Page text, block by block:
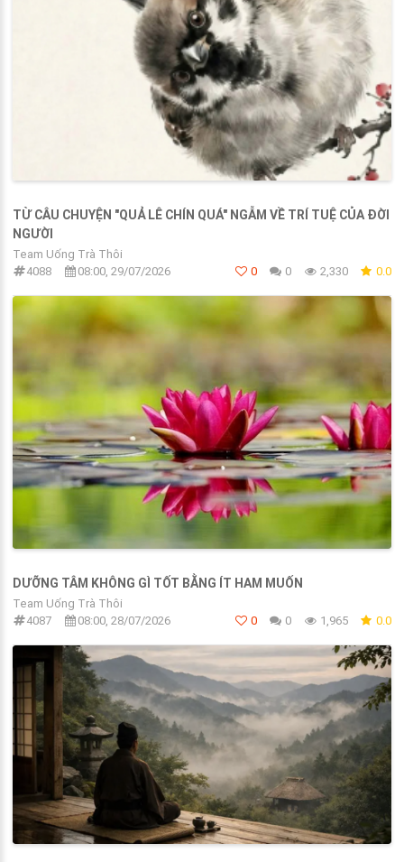
TỪ CÂU CHUYỆN "QUẢ LÊ CHÍN QUÁ" NGẪM VỀ TRÍ TUỆ CỦA ĐỜI
NGƯỜI
Team Uống Trà Thôi
4088
08:00, 29/07/2026 0 0 2,330 0.0
DƯỠNG TÂM KHÔNG GÌ TỐT BẰNG ÍT HAM MUỐN
Team Uống Trà Thôi
4087
08:00, 28/07/2026 0 0 1,965 0.0